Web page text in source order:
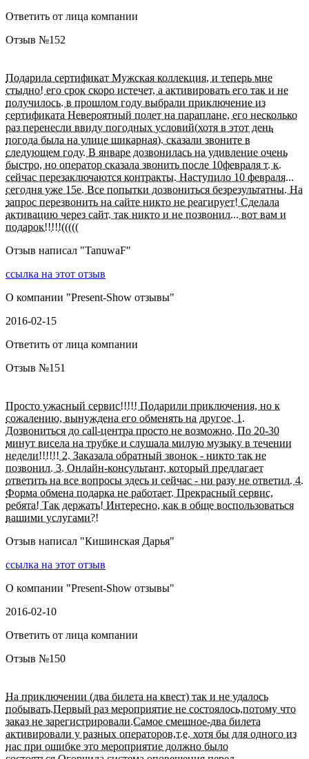
Ответить от лица компании
Отзыв №152
Подарила сертификат Мужская коллекция, и теперь мне
стыдно! его срок скоро истечет, а активировать его так и не
получилось. в прошлом году выбрали приключение из
сертификата Невероятный полет на параплане, его несколько
раз перенесли ввиду погодных условий(хотя в этот день
погода была на улице шикарная). сказали звоните в
следующем году. В январе дозвонилась на удивление очень
быстро, но оператор сказала звонить после 10февраля т. к.
сейчас перезаключаются контракты. Наступило 10 февраля...
сегодня уже 15е. Все попытки дозвониться безрезультатны. На
запрос перезвонить на сайте никто не реагирует! Сделала
активацию через сайт. так никто и не позвонил... вот вам и
подарок!!!!!(((((
Отзыв написал "TanuwaF"
ссылка на этот отзыв
О компании "Present-Show отзывы"
2016-02-15
Ответить от лица компании
Отзыв №151
Просто ужасный сервис!!!!! Подарили приключения, но к
сожалению, вынуждена его обменять на другое. 1.
Дозвониться до call-центра просто не возможно. По 20-30
минут висела на трубке и слушала милую музыку в течении
недели!!!!!! 2. Заказала обратный звонок - никто так не
позвонил. 3. Онлайн-консультант, который предлагает
ответить на все вопросы здесь и сейчас - ни разу не ответил. 4.
Форма обмена подарка не работает. Прекрасный сервис,
ребята! Так держать! Интересно, как в обще воспользоваться
вашими услугами?!
Отзыв написал "Кишинская Дарья"
ссылка на этот отзыв
О компании "Present-Show отзывы"
2016-02-10
Ответить от лица компании
Отзыв №150
На приключении (два билета на квест) так и не удалось
побывать.Первый раз мероприятие не состоялось,потому что
заказ не зарегистрировали.Самое смешное-два билета
активировали у разных операторов,т.е. хотя бы для одного из
нас при ошибке это мероприятие должно было